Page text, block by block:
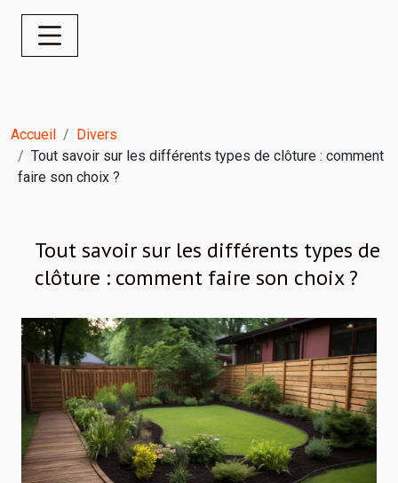
Accueil
Divers
Tout savoir sur les différents types de clôture : comment
faire son choix ?
Tout savoir sur les différents types de
clôture : comment faire son choix ?